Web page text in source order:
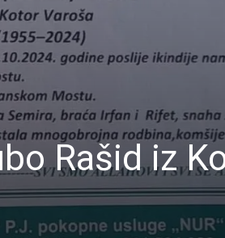
Rašid iz